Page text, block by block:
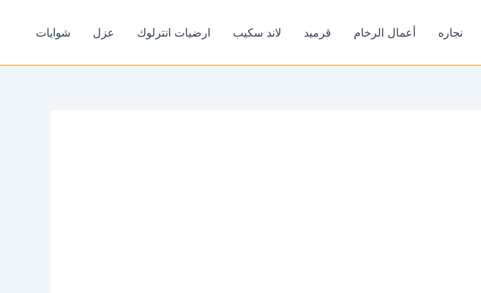
نجاره أعمال الرخام قرميد لاند سكيب ارضيات انترلوك عزل شوايات